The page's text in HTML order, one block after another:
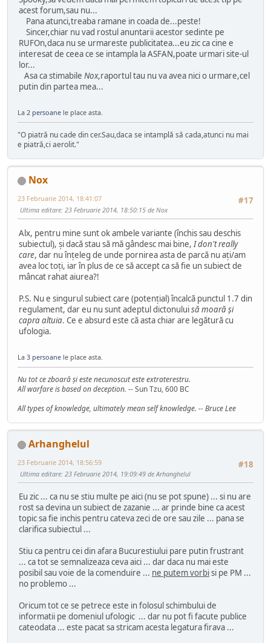
acest forum,sau nu...
Pana atunci,treaba ramane in coada de...peste!
Sincer,chiar nu vad rostul anuntarii acestor sedinte pe
RUFOn,daca nu se urmareste publicitatea...eu zic ca cine e
interesat de ceea ce se intampla la ASFAN,poate urmari site-ul
lor...
Asa ca stimabile Nox,raportul tau nu va avea nici o urmare,cel
putin din partea mea...
La 2 persoane le place asta.
"O piatră nu cade din cer.Sau,daca se intamplă să cada,atunci nu mai
e piatră,ci aerolit."
Nox
#17
23 Februarie 2014, 18:41:07
Ultima editare: 23 Februarie 2014, 18:50:15 de Nox
Alx, pentru mine sunt ok ambele variante (închis sau deschis
subiectul), și dacă stau să mă gândesc mai bine, I don't really
care, dar nu înțeleg de unde pornirea asta de parcă nu ați/am
avea loc toți, iar în plus de ce să accept ca să fie un subiect de
mâncat rahat aiurea?!
P.S. Nu e singurul subiect care (potențial) încalcă punctul 1.7 din
regulament, dar eu nu sunt adeptul dictonuluisă moară și
capra altuia. Ce e absurd este că asta chiar are legătură cu
ufologia.
La 3 persoane le place asta.
Nu tot ce zboară şi este necunoscut este extraterestru.
All warfare is based on deception. -- Sun Tzu, 600 BC
All types of knowledge, ultimately mean self knowledge. -- Bruce Lee
Arhanghelul
#18
23 Februarie 2014, 18:56:59
Ultima editare: 23 Februarie 2014, 19:09:49 de Arhanghelul
Eu zic ... ca nu se stiu multe pe aici (nu se pot spune) ... si nu are
rost sa devina un subiect de zazanie ... ar prinde bine ca acest
topic sa fie inchis pentru cateva zeci de ore sau zile ... pana se
clarifica subiectul ...
Stiu ca pentru cei din afara Bucurestiului pare putin frustrant
... ca tot se semnalizeaza ceva aici ... dar daca nu mai este
posibil sau voie de la comenduire ... ne putem vorbisi pe PM ...
no problemo ...
Oricum tot ce se petrece este in folosul schimbului de
informatii pe domeniul ufologic ... dar nu pot fi facute publice
cateodata ... este pacat sa stricam acesta legatura firava ...